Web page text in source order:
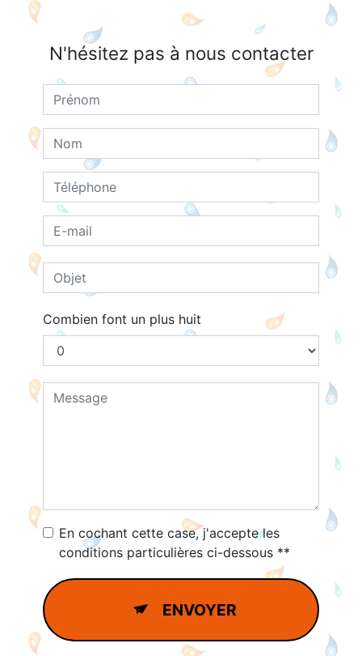
N'hésitez pas à nous contacter
Combien font un plus huit
En cochant cette case, j'accepte les
conditions particulières ci-dessous **
ENVOYER